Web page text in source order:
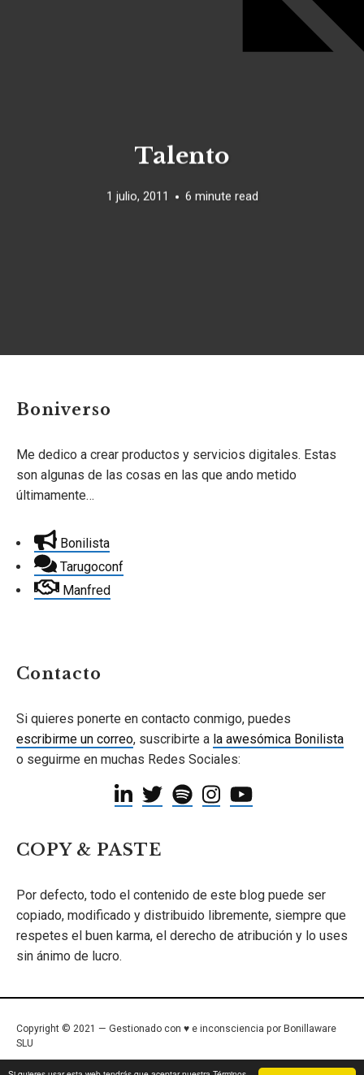
Talento
1 julio, 2011 6 minute read
Boniverso
Me dedico a crear productos y servicios digitales. Estas
son algunas de las cosas en las que ando metido
últimamente…
Bonilista
Tarugoconf
Manfred
Contacto
Si quieres ponerte en contacto conmigo, puedes
escribirme un correo, suscribirte a la awesómica Bonilista
o seguirme en muchas Redes Sociales:
COPY & PASTE
Por defecto, todo el contenido de este blog puede ser
copiado, modificado y distribuido libremente, siempre que
respetes el buen karma, el derecho de atribución y lo uses
sin ánimo de lucro.
Copyright © 2021 — Gestionado con ♥ e inconsciencia por Bonillaware
SLU
Inicio / Términos de Uso / Política de Privacidad Contacto